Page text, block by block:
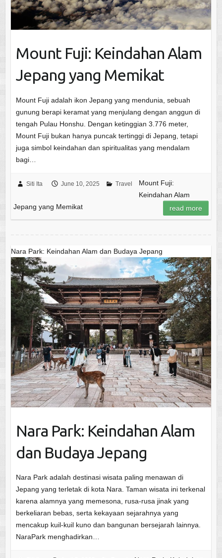
Mount Fuji: Keindahan Alam
Jepang yang Memikat
Mount Fuji adalah ikon Jepang yang mendunia, sebuah
gunung berapi keramat yang menjulang dengan anggun di
tengah Pulau Honshu. Dengan ketinggian 3.776 meter,
Mount Fuji bukan hanya puncak tertinggi di Jepang, tetapi
juga simbol keindahan dan spiritualitas yang mendalam
bagi…
Siti Ita June 10, 2025 Travel
Mount Fuji:
Keindahan Alam
Jepang yang Memikat
read more
Nara Park: Keindahan Alam dan Budaya Jepang
Nara Park: Keindahan Alam
dan Budaya Jepang
Nara Park adalah destinasi wisata paling menawan di
Jepang yang terletak di kota Nara. Taman wisata ini terkenal
karena alamnya yang memesona, rusa-rusa jinak yang
berkeliaran bebas, serta kekayaan sejarahnya yang
mencakup kuil-kuil kuno dan bangunan bersejarah lainnya.
NaraPark menghadirkan…